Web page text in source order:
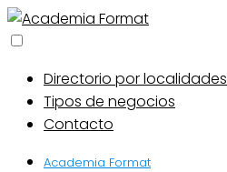
Directorio por localidades
Tipos de negocios
Contacto
Academia Format